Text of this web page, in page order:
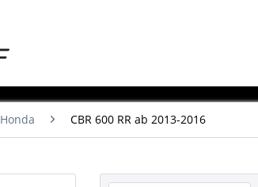
Honda CBR 600 RR ab 2013-2016